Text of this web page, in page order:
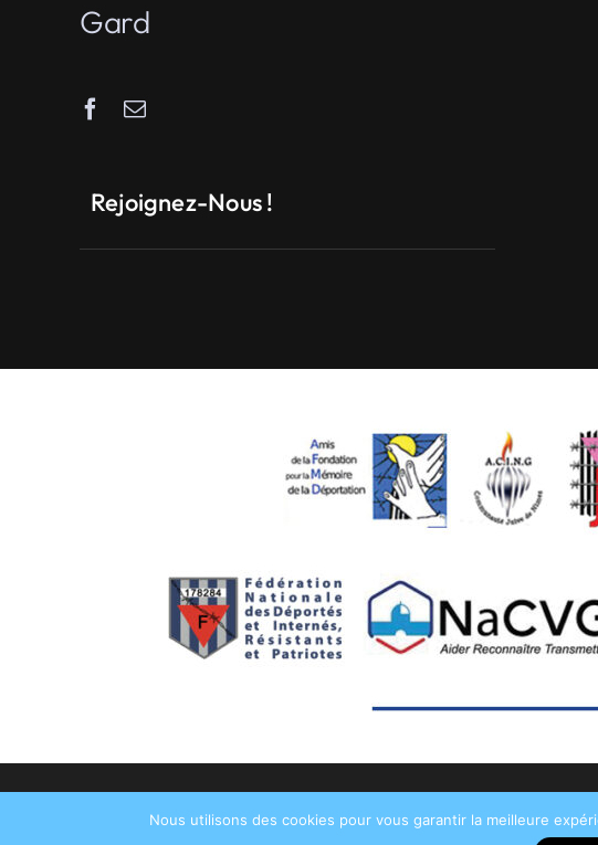
Gard
Rejoignez-Nous !
Nous utilisons des cookies pour vous garantir la meilleure